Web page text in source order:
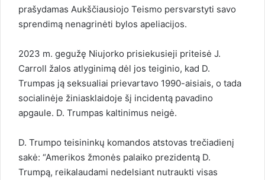
prašydamas Aukščiausiojo Teismo persvarstyti savo
sprendimą nenagrinėti bylos apeliacijos.
2023 m. gegužę Niujorko prisiekusieji priteisė J.
Carroll žalos atlyginimą dėl jos teiginio, kad D.
Trumpas ją seksualiai prievartavo 1990-aisiais, o tada
socialinėje žiniasklaidoje šį incidentą pavadino
apgaule. D. Trumpas kaltinimus neigė.
D. Trumpo teisininkų komandos atstovas trečiadienį
sakė: “Amerikos žmonės palaiko prezidentą D.
Trumpą, reikalaudami nedelsiant nutraukti visas